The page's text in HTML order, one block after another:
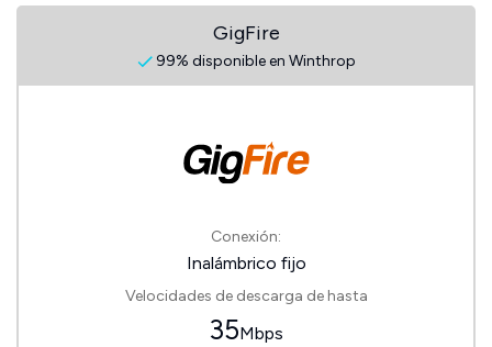
GigFire
99% disponible en Winthrop
Conexión:
Inalámbrico fijo
Velocidades de descarga de hasta
35Mbps